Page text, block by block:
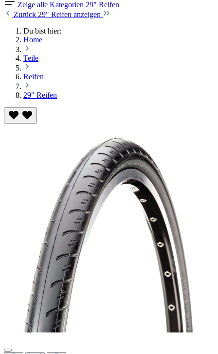
Zeige alle Kategorien 29" Reifen
Zurück 29" Reifen anzeigen
Du bist hier:
Home
Teile
Reifen
29" Reifen